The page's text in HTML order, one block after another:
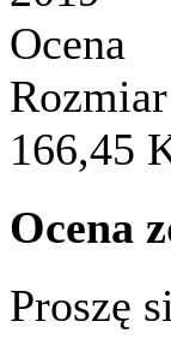
Ocena
166,45
Ocena
Proszę